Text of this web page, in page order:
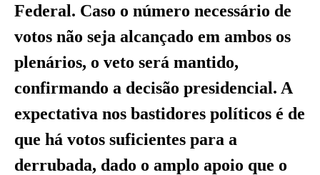
Federal. Caso o número necessário de
votos não seja alcançado em ambos os
plenários, o veto será mantido,
confirmando a decisão presidencial. A
expectativa nos bastidores políticos é de
que há votos suficientes para a
derrubada, dado o amplo apoio que o